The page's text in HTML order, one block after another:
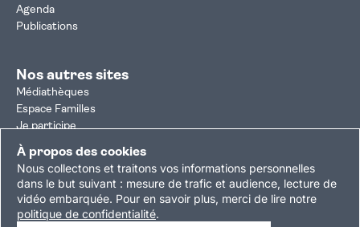
À propos des cookies
Nous collectons et traitons vos informations personnelles
dans le but suivant : mesure de trafic et audience, lecture de
vidéo embarquée. Pour en savoir plus, merci de lire notre
politique de confidentialité.
Agenda
Publications
Nos autres sites
Médiathèques
Espace Familles
Je participe
Autorisation d'urbanisme
Résultats électoraux
Plan du site Nous contacterMentions légales
Politique de confidentialitéAccessibilité : partiellement conforme
Gestion des cookies